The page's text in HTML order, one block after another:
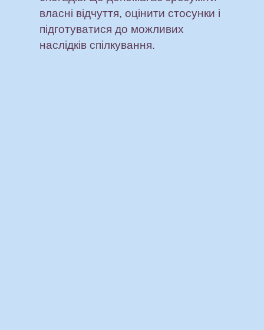
власні відчуття, оцінити стосунки і
підготуватися до можливих
наслідків спілкування.